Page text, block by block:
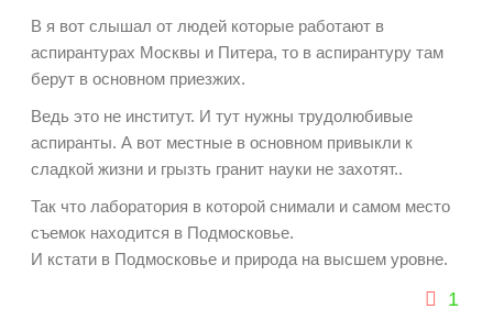
В я вот слышал от людей которые работают в
аспирантурах Москвы и Питера, то в аспирантуру там
берут в основном приезжих.
Ведь это не институт. И тут нужны трудолюбивые
аспиранты. А вот местные в основном привыкли к
сладкой жизни и грызть гранит науки не захотят..
Так что лаборатория в которой снимали и самом место
съемок находится в Подмосковье.
И кстати в Подмосковье и природа на высшем уровне.
1